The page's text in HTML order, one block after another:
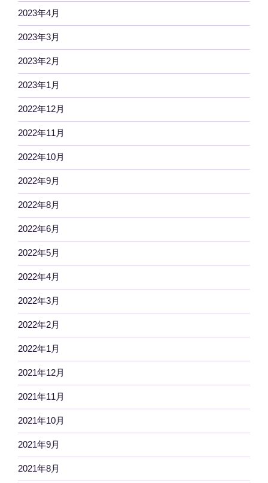
2023年4月
2023年3月
2023年2月
2023年1月
2022年12月
2022年11月
2022年10月
2022年9月
2022年8月
2022年6月
2022年5月
2022年4月
2022年3月
2022年2月
2022年1月
2021年12月
2021年11月
2021年10月
2021年9月
2021年8月